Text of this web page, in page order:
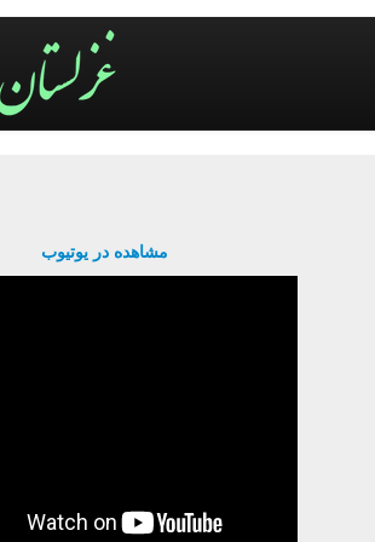
مشاهده در یوتیوب